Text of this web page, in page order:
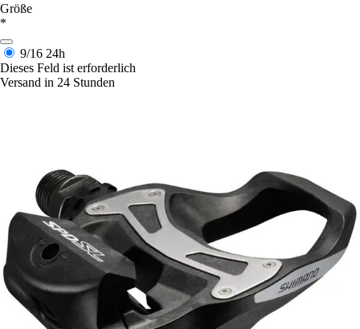
Größe
*
9/16 24h
Dieses Feld ist erforderlich
Versand in 24 Stunden